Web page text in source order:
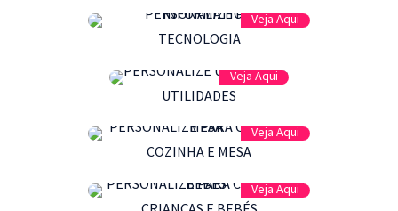
Veja Aqui
TECNOLOGIA
Veja Aqui
UTILIDADES
Veja Aqui
COZINHA E MESA
Veja Aqui